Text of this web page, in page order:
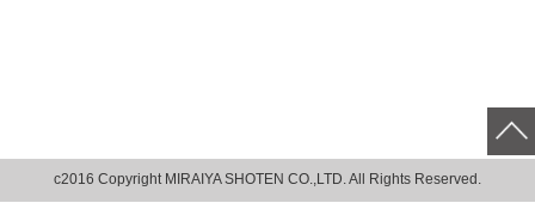
c2016 Copyright MIRAIYA SHOTEN CO.,LTD. All Rights Reserved.